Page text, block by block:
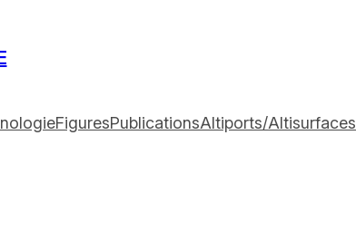
FiguresPublicationsAltiports/Altisurfaces